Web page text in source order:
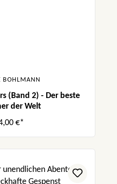
BOHLMANN
(Band 2) - Der beste
der Welt
€*